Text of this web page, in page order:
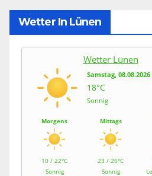
Wetter In Lünen
Wetter Lünen
Samstag, 08.08.2026
18°C
Sonnig
Morgens
10 / 22°C
Sonnig
Mittags
23 / 26°C
Sonnig